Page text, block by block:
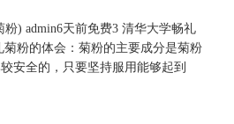
) admin6天前免费3 清华大学畅礼
粉的体会：菊粉的主要成分是菊粉
安全的，只要坚持服用能够起到